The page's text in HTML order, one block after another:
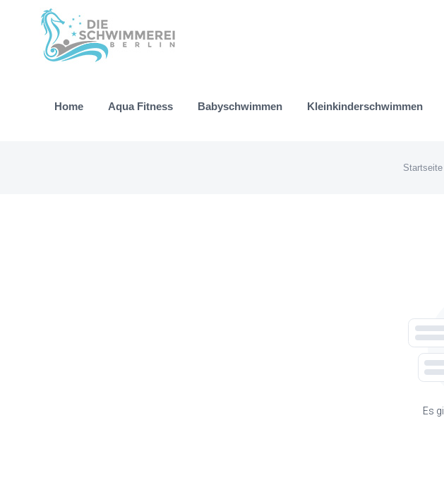
springen
Home Aqua Fitness Babyschwimmen Kleinkinderschwimmen
Startseite
Es